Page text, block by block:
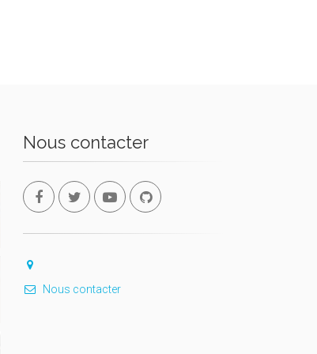
Nous contacter
Nous contacter